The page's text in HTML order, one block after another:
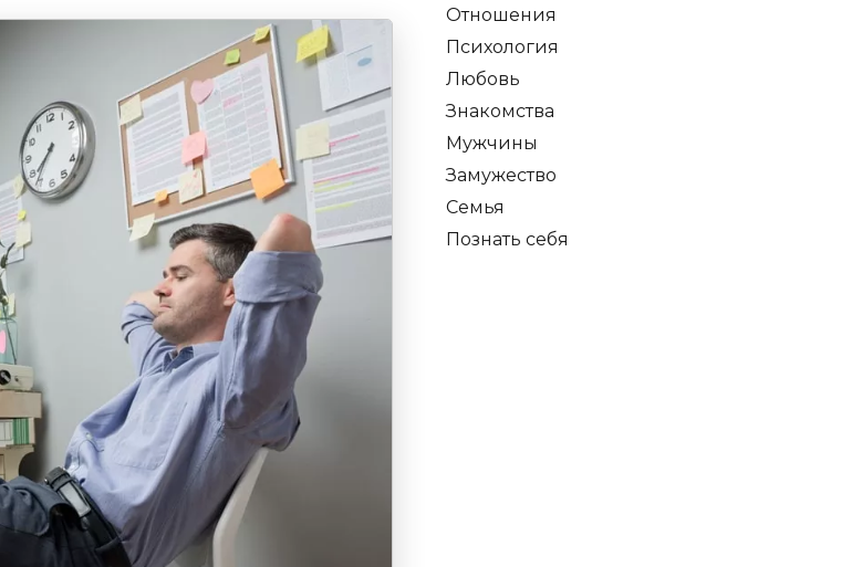
Отношения
Психология
Любовь
Знакомства
Мужчины
Замужество
Семья
Познать себя